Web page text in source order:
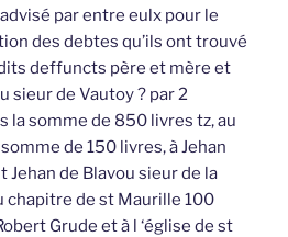
par entre eulx pour le
des debtes qu’ils ont trouvé
deffuncts père et mère et
sieur de Vautoy ? par 2
la somme de 850 livres tz, au
de 150 livres, à Jehan
Jehan de Blavou sieur de la
chapitre de st Maurille 100
Grude et à l ‘église de st